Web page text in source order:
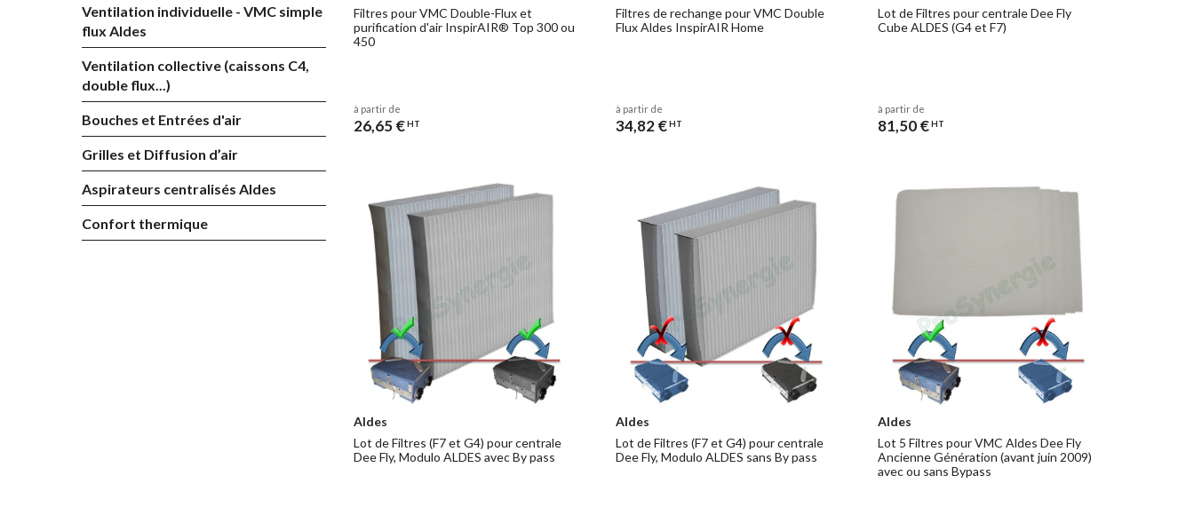
Ventilation individuelle - VMC simple
flux Aldes
Ventilation collective (caissons C4,
double flux...)
Bouches et Entrées d'air
Grilles et Diffusion d’air
Aspirateurs centralisés Aldes
Confort thermique
Filtres pour VMC Double-Flux et
purification d'air InspirAIR® Top 300 ou
450
à partir de
26,65 €HT
Filtres de rechange pour VMC Double
Flux Aldes InspirAIR Home
à partir de
34,82 €HT
Lot de Filtres pour centrale Dee Fly
Cube ALDES (G4 et F7)
à partir de
81,50 €HT
Aldes
Lot de Filtres (F7 et G4) pour centrale
Dee Fly, Modulo ALDES avec By pass
Aldes
Lot de Filtres (F7 et G4) pour centrale
Dee Fly, Modulo ALDES sans By pass
Aldes
Lot 5 Filtres pour VMC Aldes Dee Fly
Ancienne Génération (avant juin 2009)
avec ou sans Bypass